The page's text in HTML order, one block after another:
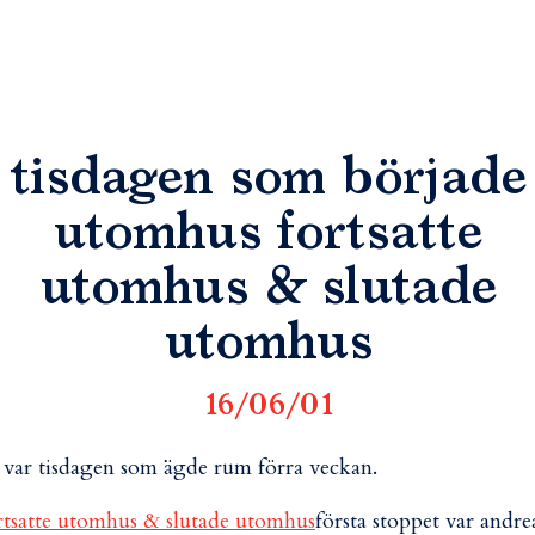
tisdagen som började
utomhus fortsatte
utomhus & slutade
utomhus
16/06/01
tisdagen som ägde rum förra veckan.
första stoppet var